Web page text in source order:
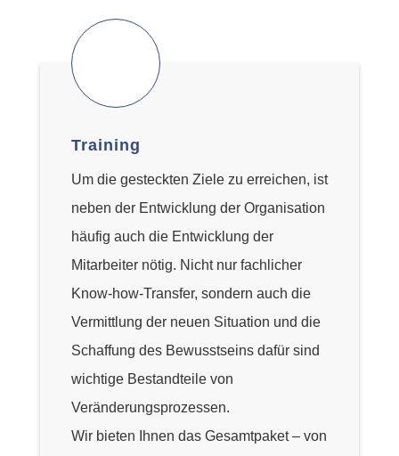
Training
Um die gesteckten Ziele zu erreichen, ist
neben der Entwicklung der Organisation
häufig auch die Entwicklung der
Mitarbeiter nötig. Nicht nur fachlicher
Know-how-Transfer, sondern auch die
Vermittlung der neuen Situation und die
Schaffung des Bewusstseins dafür sind
wichtige Bestandteile von
Veränderungsprozessen.
Wir bieten Ihnen das Gesamtpaket – von